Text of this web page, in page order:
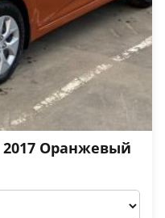
2017 Оранжевый